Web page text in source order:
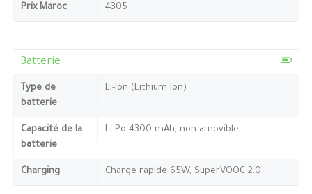
Prix Maroc 4305
Batterie
Type de
batterie
Li-Ion (Lithium Ion)
Capacité de la
batterie
Li-Po 4300 mAh, non amovible
Charging Charge rapide 65W, SuperVOOC 2.0